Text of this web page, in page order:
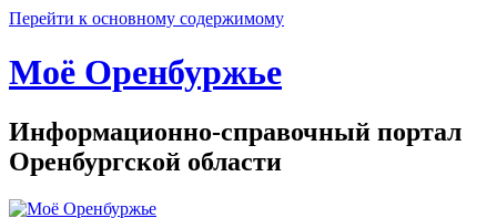
Перейти к основному содержимому
Моё Оренбуржье
Информационно-справочный портал
Оренбургской области